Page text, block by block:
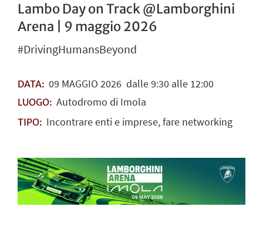
Lambo Day on Track @Lamborghini
Arena | 9 maggio 2026
#DrivingHumansBeyond
DATA: 09 MAGGIO 2026dalle 9:30 alle 12:00
LUOGO: Autodromo di Imola
TIPO: Incontrare enti e imprese, fare networking